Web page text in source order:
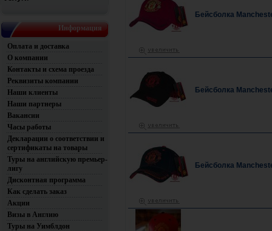
Информация
Оплата и доставка
О компании
Контакты и схема проезда
Реквизиты компании
Наши клиенты
Наши партнеры
Вакансии
Часы работы
Декларации о соответствии и
сертификаты на товары
Туры на английскую премьер-
лигу
Дисконтная программа
Как сделать заказ
Акции
Визы в Англию
Туры на Уимблдон
Бейсболка
Бейсболка
Бейсболка